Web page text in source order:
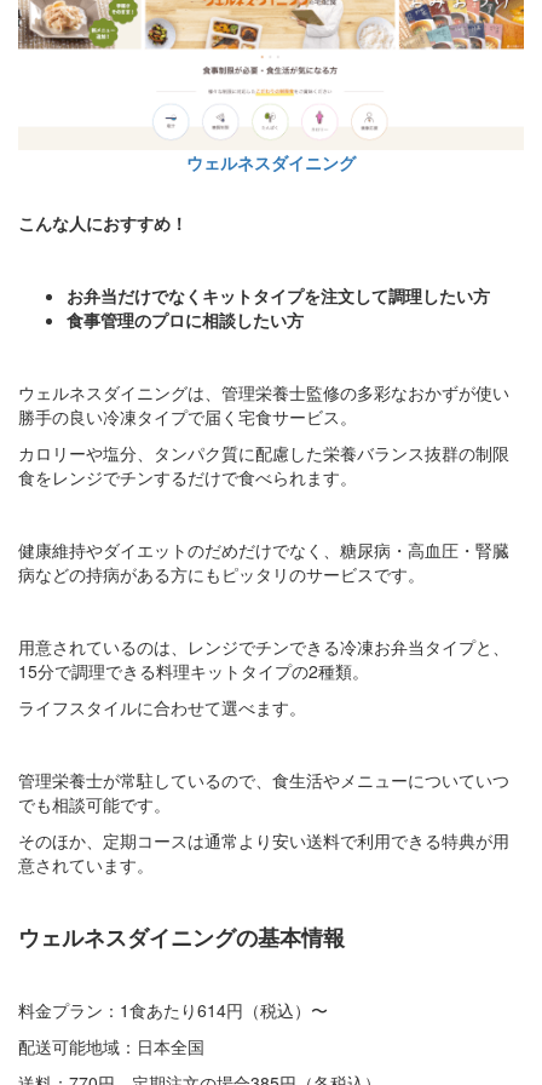
ウェルネスダイニング
こんな人におすすめ！
お弁当だけでなくキットタイプを注文して調理したい方
食事管理のプロに相談したい方
ウェルネスダイニングは、管理栄養士監修の多彩なおかずが使い
勝手の良い冷凍タイプで届く宅食サービス。
カロリーや塩分、タンパク質に配慮した栄養バランス抜群の制限
食をレンジでチンするだけで食べられます。
健康維持やダイエットのだめだけでなく、糖尿病・高血圧・腎臓
病などの持病がある方にもピッタリのサービスです。
用意されているのは、レンジでチンできる冷凍お弁当タイプと、
15分で調理できる料理キットタイプの2種類。
ライフスタイルに合わせて選べます。
管理栄養士が常駐しているので、食生活やメニューについていつ
でも相談可能です。
そのほか、定期コースは通常より安い送料で利用できる特典が用
意されています。
ウェルネスダイニングの基本情報
料金プラン：1食あたり614円（税込）〜
配送可能地域：日本全国